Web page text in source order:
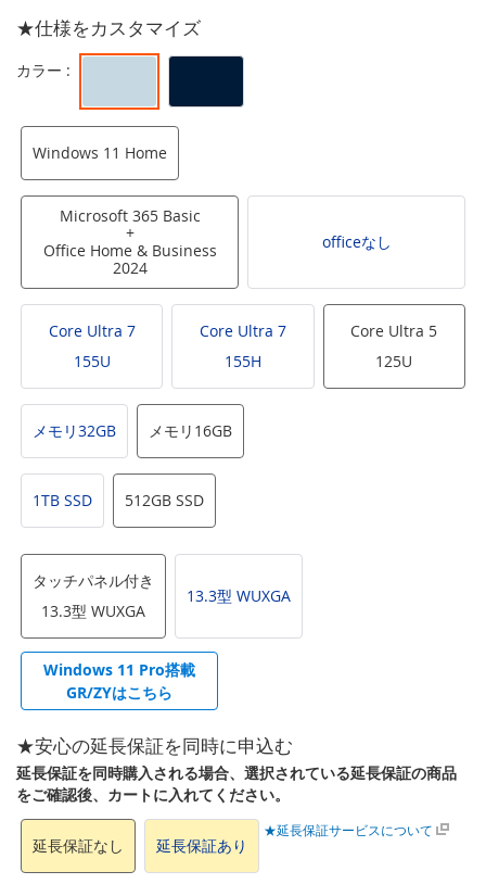
★仕様をカスタマイズ
Windows 11 Home
Microsoft 365 Basic
+
Office Home & Business
2024
officeなし
Core Ultra 7
155U
Core Ultra 7
155H
Core Ultra 5
125U
メモリ32GB メモリ16GB
1TB SSD 512GB SSD
タッチパネル付き
13.3型 WUXGA
13.3型 WUXGA
Windows 11 Pro搭載
GR/ZYはこちら
★安心の延長保証を同時に申込む
延長保証を同時購入される場合、選択されている延長保証の商品
をご確認後、カートに入れてください。
延長保証なし 延長保証あり
★延長保証サービスについて